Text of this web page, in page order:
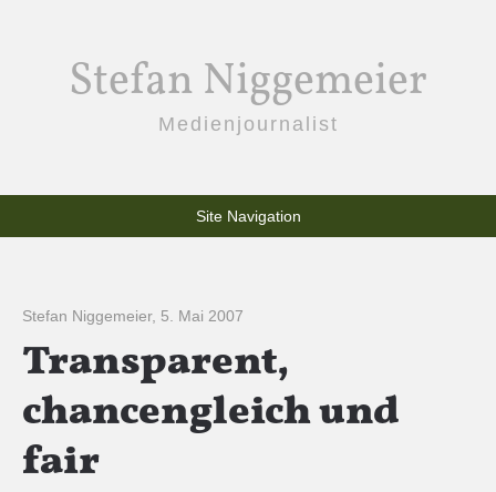
Stefan Niggemeier
Medienjournalist
Site Navigation
Stefan Niggemeier, 5. Mai 2007
Transparent,
chancengleich und
fair